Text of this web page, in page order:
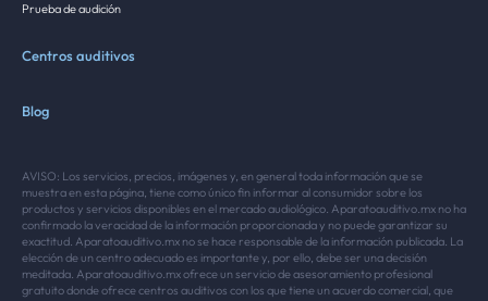
Prueba de audición
Centros auditivos
Blog
AVISO: Los servicios, precios, imágenes y, en general toda información que se
muestra en esta página, tiene como único fin informar al consumidor sobre los
productos y servicios disponibles en el mercado audiológico. Aparatoauditivo.mx no ha
confirmado la veracidad de la información proporcionada y no puede garantizar su
exactitud. Aparatoauditivo.mx no se hace responsable de la información publicada. La
elección de un centro adecuado es importante y, por ello, debe ser una decisión
meditada. Aparatoauditivo.mx ofrece un servicio de asesoramiento profesional
gratuito donde ofrece centros auditivos con los que tiene un acuerdo comercial, que